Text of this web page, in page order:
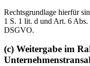
Rechtsgrundlage hierfür
1 S. 1 lit. d und Art. 6
DSGVO.
(c) Weitergabe im